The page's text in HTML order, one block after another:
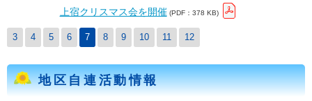
上宿クリスマス会を開催 (PDF：378 KB)
3 4 5 6 7 8 9 10 11 12
地区自連活動情報